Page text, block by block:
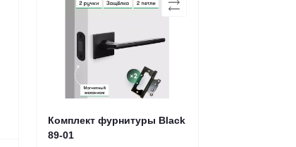
Комплект фурнитуры Black
89-01